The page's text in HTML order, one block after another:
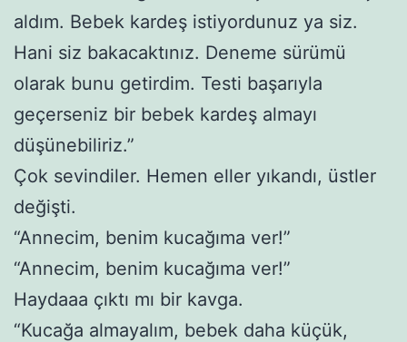
aldım. Bebek kardeş istiyordunuz ya siz.
Hani siz bakacaktınız. Deneme sürümü
olarak bunu getirdim. Testi başarıyla
geçerseniz bir bebek kardeş almayı
düşünebiliriz.”
Çok sevindiler. Hemen eller yıkandı, üstler
değişti.
“Annecim, benim kucağıma ver!”
“Annecim, benim kucağıma ver!”
Haydaaa çıktı mı bir kavga.
“Kucağa almayalım, bebek daha küçük,